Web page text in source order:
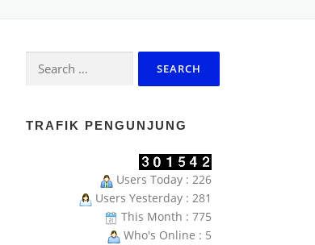
for:
TRAFIK PENGUNJUNG
Users Today : 226
Users Yesterday : 281
This Month : 775
Who's Online : 5